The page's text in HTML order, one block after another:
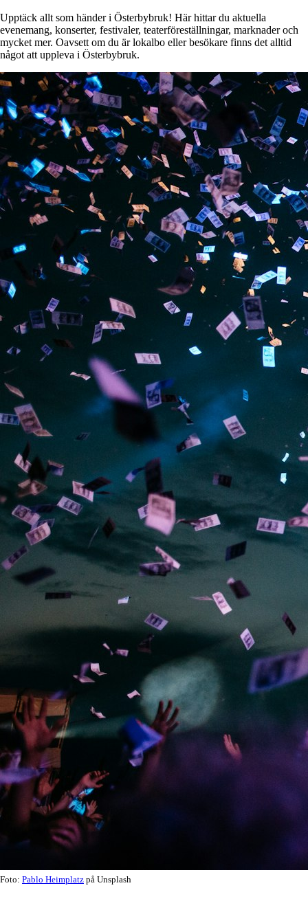
Upptäck allt som händer i Österbybruk! Här hittar du aktuella
evenemang, konserter, festivaler, teaterföreställningar, marknader och
mycket mer. Oavsett om du är lokalbo eller besökare finns det alltid
något att uppleva i Österbybruk.
Foto: Pablo Heimplatz på Unsplash